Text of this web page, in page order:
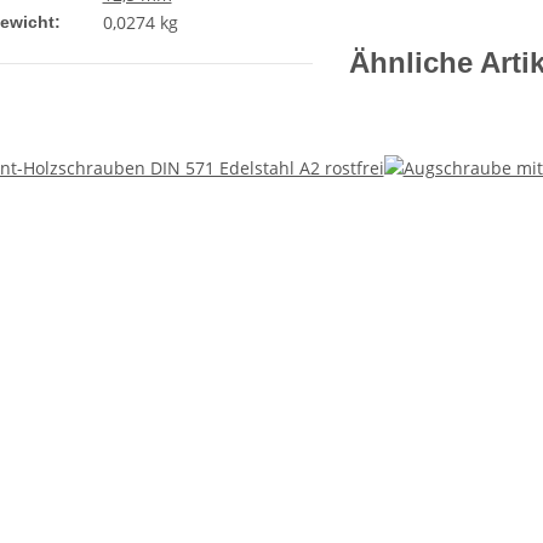
0,0274 kg
Ähnliche